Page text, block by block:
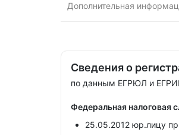
Дополнительная
Сведения о
по данным ЕГРЮЛ и
Федеральная налоговая
25.05.2012 юр.лицу